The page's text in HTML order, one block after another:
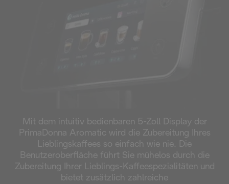
Mit dem intuitiv bedienbaren 5-Zoll Display der
PrimaDonna Aromatic wird die Zubereitung Ihres
Lieblingskaffees so einfach wie nie. Die
Benutzeroberfläche führt Sie mühelos durch die
Zubereitung Ihrer Lieblings-Kaffeespezialitäten und
bietet zusätzlich zahlreiche